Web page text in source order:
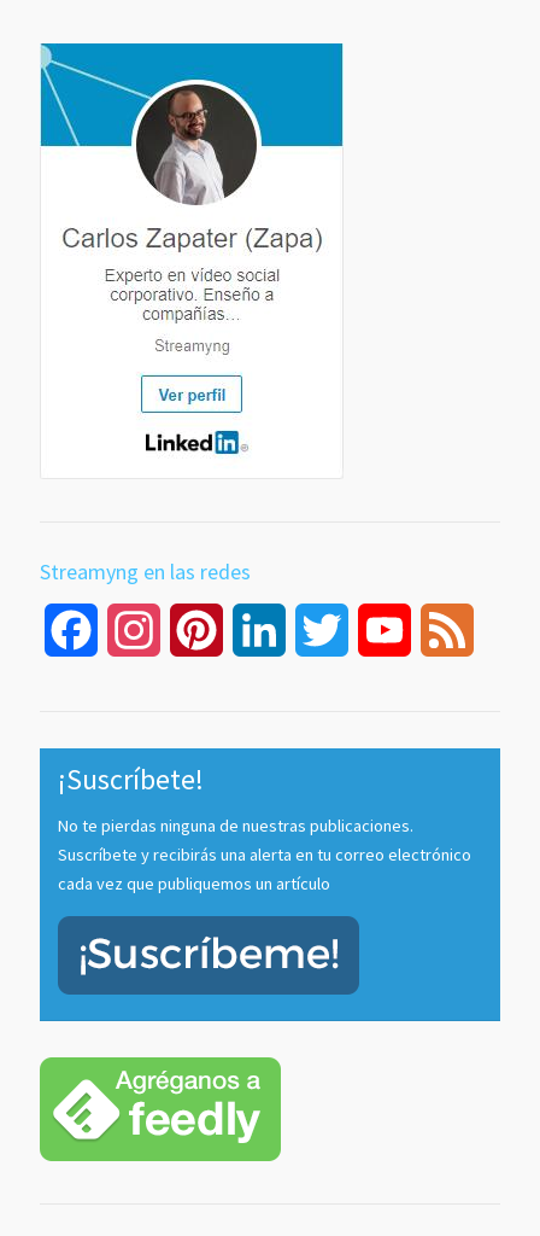
Streamyng en las redes
Facebook InstagramPinterest LinkedIn Twitter YouTube
¡Suscríbete!
No te pierdas ninguna de nuestras publicaciones.
Suscríbete y recibirás una alerta en tu correo electrónico
cada vez que publiquemos un artículo